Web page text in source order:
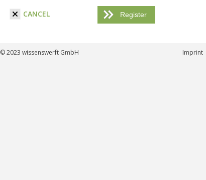
CANCEL
Imprint
© 2023 wissenswerft GmbH